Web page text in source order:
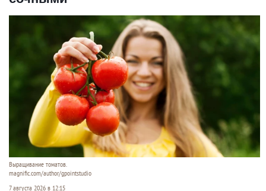
Выращивание томатов.
magnific.com/author/gpointstudio
7 августа 2026 в 12:15